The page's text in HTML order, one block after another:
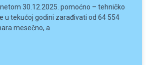
30.12.2025. pomoćno – tehničko
u tekućoj godini zarađivati od 64 554
mesečno, a